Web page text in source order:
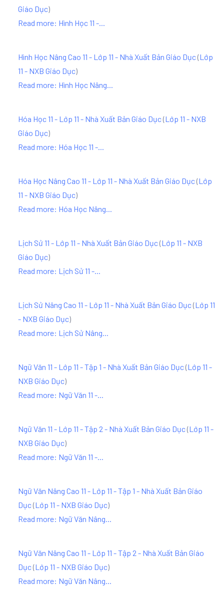
Giáo Dục)
Read more: Hình Học 11 -...
Hình Học Nâng Cao 11 - Lớp 11 - Nhà Xuất Bản Giáo Dục(Lớp
11 - NXB Giáo Dục)
Read more: Hình Học Nâng...
Hóa Học 11 - Lớp 11 - Nhà Xuất Bản Giáo Dục(Lớp 11 - NXB
Giáo Dục)
Read more: Hóa Học 11 -...
Hóa Học Nâng Cao 11 - Lớp 11 - Nhà Xuất Bản Giáo Dục(Lớp
11 - NXB Giáo Dục)
Read more: Hóa Học Nâng...
Lịch Sử 11 - Lớp 11 - Nhà Xuất Bản Giáo Dục(Lớp 11 - NXB
Giáo Dục)
Read more: Lịch Sử 11 -...
Lịch Sử Nâng Cao 11 - Lớp 11 - Nhà Xuất Bản Giáo Dục(Lớp 11
- NXB Giáo Dục)
Read more: Lịch Sử Nâng...
Ngữ Văn 11 - Lớp 11 - Tập 1 - Nhà Xuất Bản Giáo Dục(Lớp 11 -
NXB Giáo Dục)
Read more: Ngữ Văn 11 -...
Ngữ Văn 11 - Lớp 11 - Tập 2 - Nhà Xuất Bản Giáo Dục(Lớp 11 -
NXB Giáo Dục)
Read more: Ngữ Văn 11 -...
Ngữ Văn Nâng Cao 11 - Lớp 11 - Tập 1 - Nhà Xuất Bản Giáo
Dục(Lớp 11 - NXB Giáo Dục)
Read more: Ngữ Văn Nâng...
Ngữ Văn Nâng Cao 11 - Lớp 11 - Tập 2 - Nhà Xuất Bản Giáo
Dục(Lớp 11 - NXB Giáo Dục)
Read more: Ngữ Văn Nâng...